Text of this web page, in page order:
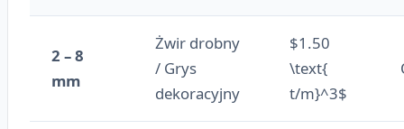
2 – 8
mm
Żwir drobny
/ Grys
dekoracyjny
$1.50
\text{
t/m}^3$